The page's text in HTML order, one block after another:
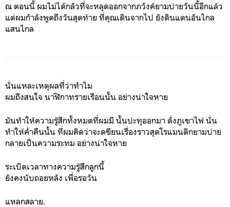
ณ ตอนนี้ ผมไม่ได้กลัวที่จะหลุดออกจากภวังค์ยามบ่ายวันนี้อีกแล้ว
แต่ผมกำลังพูดถึงวันสุดท้าย ที่คุณเดินจากไป ยังดินแดนอันไกล
แสนไกล
นั่นแหละเหตุผลที่ว่าทำไม
ผมถึงสนใจ นาฬิกาทรายเรือนนั้น อย่างน่าใจหาย
มันทำให้ความรู้สึกทั้งหมดที่ผมมี นั้นปะทุออกมา ดั่งภูเขาไฟ นั่น
ทำให้ค่ำคืนนั้น ที่ผมคิดว่าจะดขียนเรื่องราวสุดโรแมนติกยามบ่าย
กลายเป็นความระทม อย่างน่าใจหาย
ระเบิดเวลาทางความรู้สึกลูกนี้
ยังคงนับถอยหลัง เพื่อรอวัน
แหลกสลาย.